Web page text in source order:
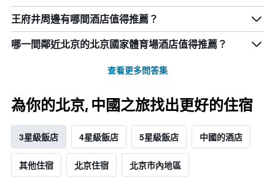
王府井周邊有哪間酒店值得推薦？
哪一間鄰近北京的北京國家體育場酒店值得推薦？
查看更多問答集
為你的北京, 中國之旅找出更好的住宿
3星級飯店 4星級飯店 5星級飯店 中國的酒店
其他住宿 北京住宿 北京市內地區